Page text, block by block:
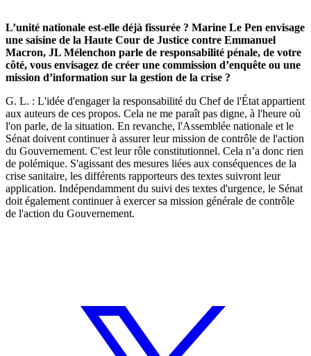
L’unité nationale est-elle déjà fissurée ? Marine Le Pen envisage
une saisine de la Haute Cour de Justice contre Emmanuel
Macron, JL Mélenchon parle de responsabilité pénale, de votre
côté, vous envisagez de créer une commission d’enquête ou une
mission d’information sur la gestion de la crise ?
G. L. : L'idée d'engager la responsabilité du Chef de l'État appartient
aux auteurs de ces propos. Cela ne me paraît pas digne, à l'heure où
l'on parle, de la situation. En revanche, l'Assemblée nationale et le
Sénat doivent continuer à assurer leur mission de contrôle de l'action
du Gouvernement. C'est leur rôle constitutionnel. Cela n’a donc rien
de polémique. S'agissant des mesures liées aux conséquences de la
crise sanitaire, les différents rapporteurs des textes suivront leur
application. Indépendamment du suivi des textes d'urgence, le Sénat
doit également continuer à exercer sa mission générale de contrôle
de l'action du Gouvernement.